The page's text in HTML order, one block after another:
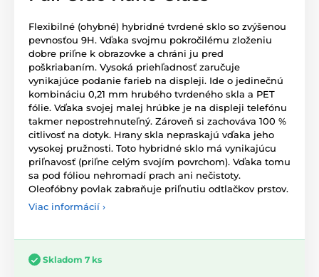
Flexibilné (ohybné) hybridné tvrdené sklo so zvýšenou
pevnosťou 9H. Vďaka svojmu pokročilému zloženiu
dobre priľne k obrazovke a chráni ju pred
poškriabaním. Vysoká priehľadnosť zaručuje
vynikajúce podanie farieb na displeji. Ide o jedinečnú
kombináciu 0,21 mm hrubého tvrdeného skla a PET
fólie. Vďaka svojej malej hrúbke je na displeji telefónu
takmer nepostrehnuteľný. Zároveň si zachováva 100 %
citlivosť na dotyk. Hrany skla nepraskajú vďaka jeho
vysokej pružnosti. Toto hybridné sklo má vynikajúcu
priľnavosť (priľne celým svojím povrchom). Vďaka tomu
sa pod fóliou nehromadí prach ani nečistoty.
Oleofóbny povlak zabraňuje priľnutiu odtlačkov prstov.
Viac informácií ›
Skladom 7 ks